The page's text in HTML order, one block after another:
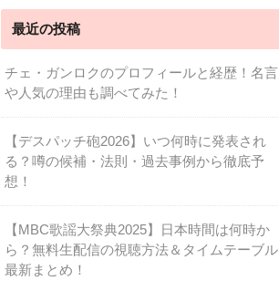
最近の投稿
チェ・ガンロクのプロフィールと経歴！名言
や人気の理由も調べてみた！
【デスパッチ砲2026】いつ何時に発表され
る？噂の候補・法則・過去事例から徹底予
想！
【MBC歌謡大祭典2025】日本時間は何時か
ら？無料生配信の視聴方法＆タイムテーブル
最新まとめ！